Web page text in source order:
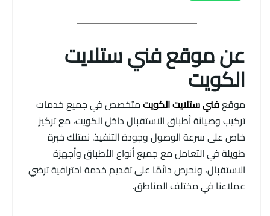
عن موقع فني ستلايت
الكويت
موقعفني ستلايت الكويتمتخصص في جميع خدمات
تركيب وصيانة أطباق الاستقبال داخل الكويت، مع تركيز
خاص على سرعة الوصول وجودة التنفيذ. نمتلك خبرة
طويلة في التعامل مع جميع أنواع الأطباق وأجهزة
الاستقبال، ونحرص دائمًا على تقديم خدمة احترافية ترضي
عملاءنا في مختلف المناطق.